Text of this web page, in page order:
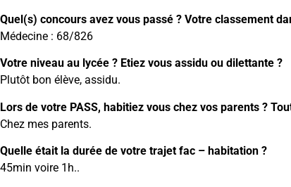
Quel(s) concours avez vous passé ? Votre classement
Médecine : 68/826
Votre niveau au lycée ? Etiez vous assidu ou dilettante ?
Plutôt bon élève, assidu.
Lors de votre PASS, habitiez vous chez vos parents ?
Chez mes parents.
Quelle était la durée de votre trajet fac – habitation ?
45min voire 1h..